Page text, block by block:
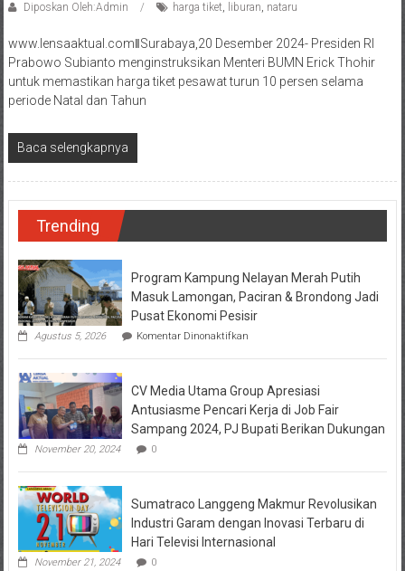
Diposkan Oleh:Admin harga tiket, liburan, nataru
www.lensaaktual.comǁSurabaya,20 Desember 2024- Presiden RI
Prabowo Subianto menginstruksikan Menteri BUMN Erick Thohir
untuk memastikan harga tiket pesawat turun 10 persen selama
periode Natal dan Tahun
Baca selengkapnya
Trending
Program Kampung Nelayan Merah Putih
Masuk Lamongan, Paciran & Brondong Jadi
Pusat Ekonomi Pesisir
Agustus 5, 2026 Komentar Dinonaktifkanpada
Kampung
Merah
Putih
Masuk
Lamongan,
Pusat
Ekonomi
Pesisir
CV Media Utama Group Apresiasi
Antusiasme Pencari Kerja di Job Fair
Sampang 2024, PJ Bupati Berikan Dukungan
November 20, 2024 0
Sumatraco Langgeng Makmur Revolusikan
Industri Garam dengan Inovasi Terbaru di
Hari Televisi Internasional
November 21, 2024 0